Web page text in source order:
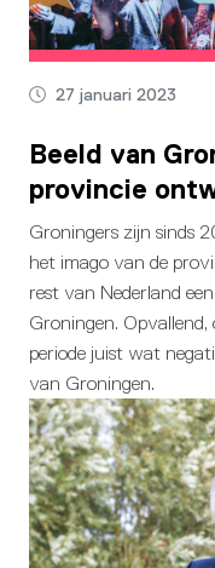
27 januari 2023
Beeld van
provincie
Groningers zijn sinds
het imago van de
rest van Nederland
Groningen.
periode juist wat
van Groningen.